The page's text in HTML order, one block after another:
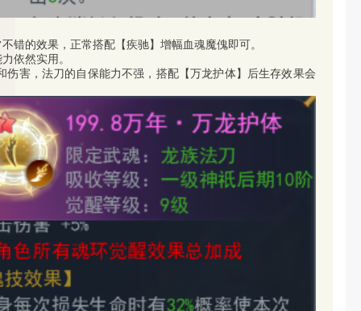
错的效果，正常搭配【疾驰】增幅血魂魔傀即可。
依然实用。
害，法刀的自保能力不强，搭配【万龙护体】后生存效果会